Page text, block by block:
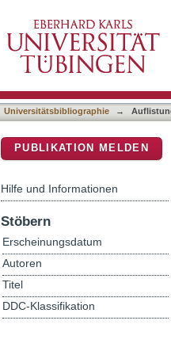
Universitätsbibliographie →
PUBLIKATION MELDEN
Hilfe und Informationen
Stöbern
Erscheinungsdatum
Autoren
Titel
DDC-Klassifikation